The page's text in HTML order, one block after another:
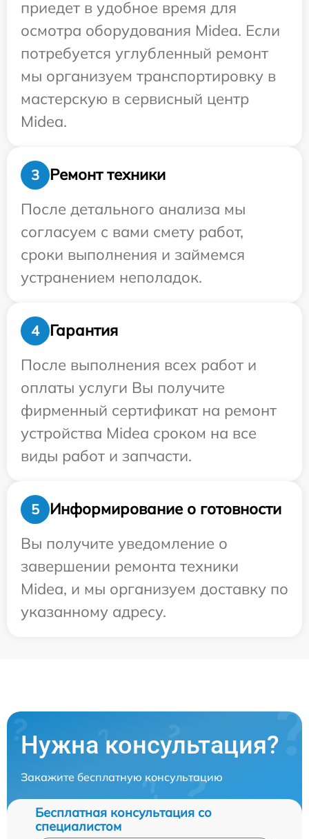
приедет в удобное время для
осмотра оборудования Midea. Если
потребуется углубленный ремонт
мы организуем транспортировку в
мастерскую в сервисный центр
Midea.
3
Ремонт техники
После детального анализа мы
согласуем с вами смету работ,
сроки выполнения и займемся
устранением неполадок.
4
Гарантия
После выполнения всех работ и
оплаты услуги Вы получите
фирменный сертификат на ремонт
устройства Midea сроком на все
виды работ и запчасти.
5
Информирование о готовности
Вы получите уведомление о
завершении ремонта техники
Midea, и мы организуем доставку по
указанному адресу.
Нужна консультация?
Закажите бесплатную консультацию
Бесплатная консультация со
специалистом